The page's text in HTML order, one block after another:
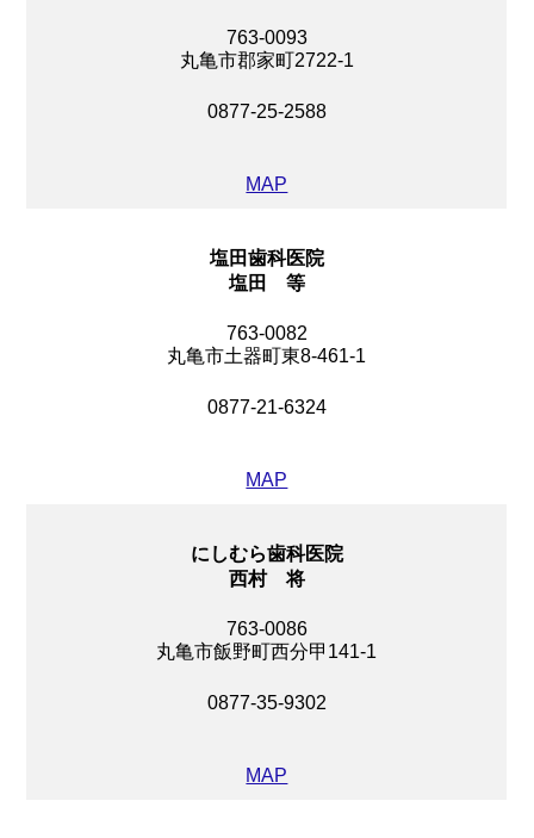
763-0093
丸亀市郡家町2722-1
0877-25-2588
MAP
塩田歯科医院
塩田 等
763-0082
丸亀市土器町東8-461-1
0877-21-6324
MAP
にしむら歯科医院
西村 将
763-0086
丸亀市飯野町西分甲141-1
0877-35-9302
MAP